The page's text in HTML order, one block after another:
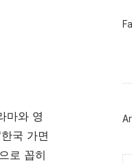
마와 영
국 가면
로 꼽히
페
그